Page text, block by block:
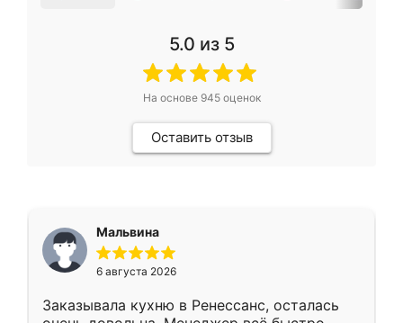
5.0 из 5
На основе 945оценок
Оставить отзыв
Мальвина
6 августа 2026
Заказывала кухню в Ренессанс, осталась